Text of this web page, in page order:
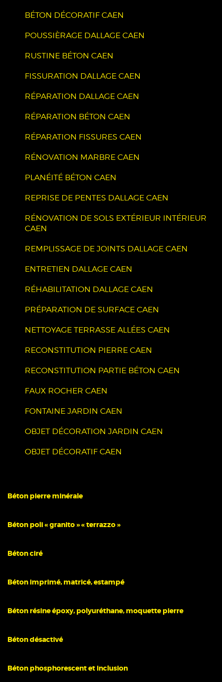
BÉTON DÉCORATIF CAEN
POUSSIÈRAGE DALLAGE CAEN
RUSTINE BÉTON CAEN
FISSURATION DALLAGE CAEN
RÉPARATION DALLAGE CAEN
RÉPARATION BÉTON CAEN
RÉPARATION FISSURES CAEN
RÉNOVATION MARBRE CAEN
PLANÉITÉ BÉTON CAEN
REPRISE DE PENTES DALLAGE CAEN
RÉNOVATION DE SOLS EXTÉRIEUR INTÉRIEUR
CAEN
REMPLISSAGE DE JOINTS DALLAGE CAEN
ENTRETIEN DALLAGE CAEN
RÉHABILITATION DALLAGE CAEN
PRÉPARATION DE SURFACE CAEN
NETTOYAGE TERRASSE ALLÉES CAEN
RECONSTITUTION PIERRE CAEN
RECONSTITUTION PARTIE BÉTON CAEN
FAUX ROCHER CAEN
FONTAINE JARDIN CAEN
OBJET DÉCORATION JARDIN CAEN
OBJET DÉCORATIF CAEN
Béton pierre minérale
Béton poli « granito » « terrazzo »
Béton ciré
Béton imprimé, matricé, estampé
Béton résine époxy, polyuréthane, moquette pierre
Béton désactivé
Béton phosphorescent et inclusion